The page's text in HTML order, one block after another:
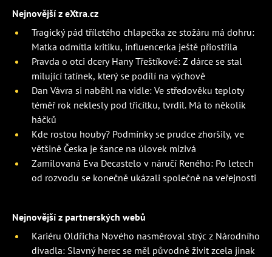
Nejnovější z eXtra.cz
Tragický pád tříletého chlapečka ze stožáru má dohru:
Matka odmítla kritiku, influencerka ještě přiostřila
Pravda o otci dcery Hany Třeštíkové: Z dárce se stal
milující tatínek, který se podílí na výchově
Dan Vávra si naběhl na vidle: Ve středověku teploty
téměř rok neklesly pod třicítku, tvrdil. Má to několik
háčků
Kde rostou houby? Podmínky se prudce zhoršily, ve
většině Česka je šance na úlovek mizivá
Zamilovaná Eva Decastelo v náručí Reného: Po letech
od rozvodu se konečně ukázali společně na veřejnosti
Nejnovější z partnerských webů
Kariéru Oldřicha Nového nasměroval strýc z Národního
divadla: Slavný herec se měl původně živit zcela jinak